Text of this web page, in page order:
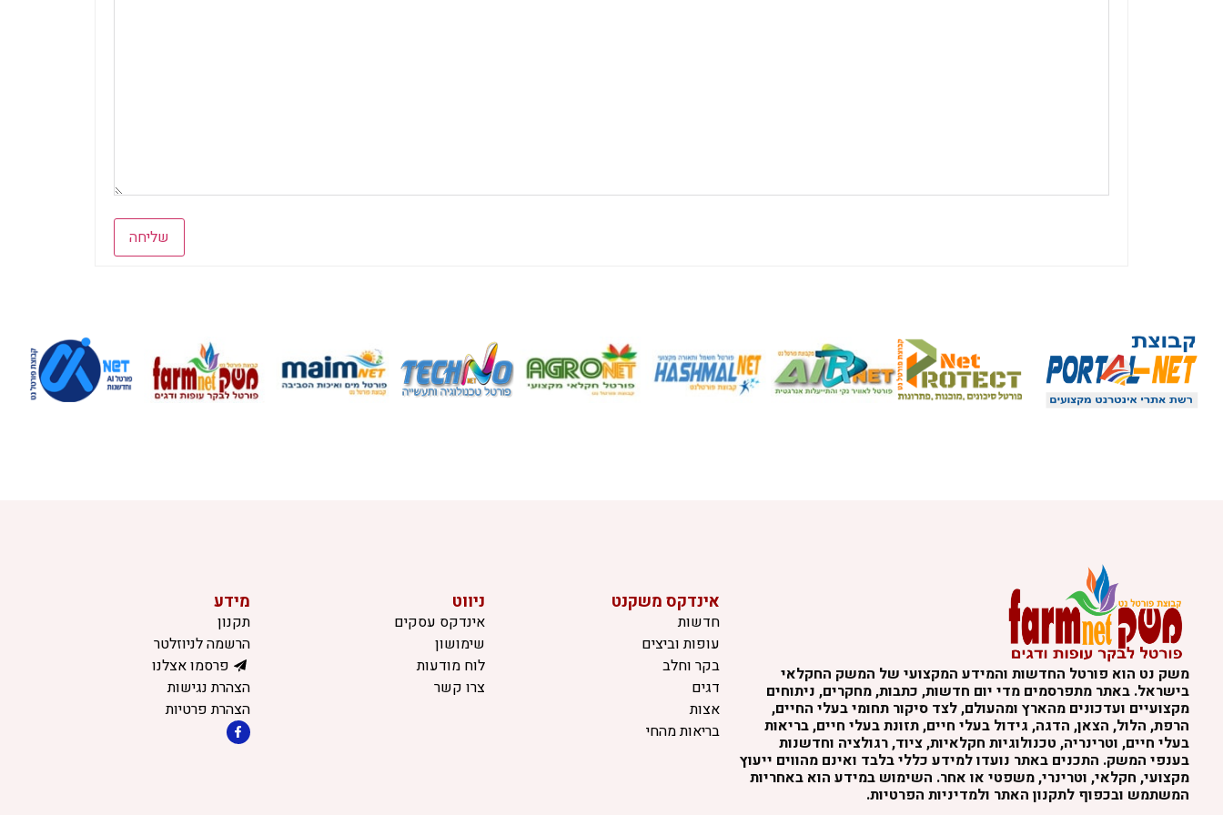
שליחה
משק נט הוא פורטל החדשות והמידע המקצועי של המשק החקלאי
בישראל. באתר מתפרסמים מדי יום חדשות, כתבות, מחקרים, ניתוחים
מקצועיים ועדכונים מהארץ ומהעולם, לצד סיקור תחומי בעלי החיים,
הרפת, הלול, הצאן, הדגה, גידול בעלי חיים, תזונת בעלי חיים, בריאות
בעלי חיים, וטרינריה, טכנולוגיות חקלאיות, ציוד, רגולציה וחדשנות
בענפי המשק. התכנים באתר נועדו למידע כללי בלבד ואינם מהווים ייעוץ
מקצועי, חקלאי, וטרינרי, משפטי או אחר. השימוש במידע הוא באחריות
המשתמש ובכפוף לתקנון האתר ולמדיניות הפרטיות.
אינדקס משקנט
חדשות
עופות וביצים
בקר וחלב
דגים
אצות
בריאות מהחי
ניווט
אינדקס עסקים
שימושון
לוח מודעות
צרו קשר
מידע
תקנון
הרשמה לניוזלטר
פרסמו אצלנו
הצהרת נגישות
הצהרת פרטיות